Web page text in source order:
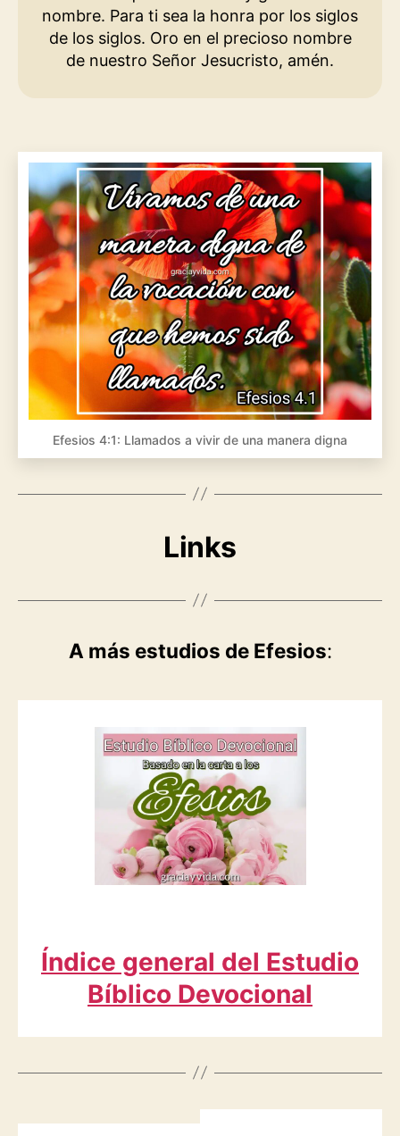
nombre. Para ti sea la honra por los siglos
de los siglos. Oro en el precioso nombre
de nuestro Señor Jesucristo, amén.
Efesios 4:1: Llamados a vivir de una manera digna
Links
A más estudios de Efesios:
Índice general del Estudio
Bíblico Devocional